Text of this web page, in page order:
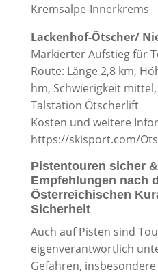
Kremsalpe-Innerkrems
Lackenhof-Ötscher/
Markierter Aufstieg für
Route: Länge 2,8 km,
hm, Schwierigkeit
Talstation Ötscherlift
Kosten und weitere
https://skisport.com/
Pistentouren sicher
Empfehlungen nach
Österreichischen
Sicherheit
Auch auf Pisten sind
eigenverantwortlich
Gefahren,